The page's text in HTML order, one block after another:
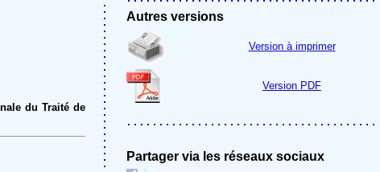
du Traité de
Autres versions
Version à imprimer
Version PDF
Partager via les réseaux sociaux